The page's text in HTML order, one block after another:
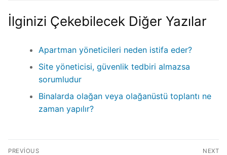
İlginizi Çekebilecek Diğer Yazılar
Apartman yöneticileri neden istifa eder?
Site yöneticisi, güvenlik tedbiri almazsa
sorumludur
Binalarda olağan veya olağanüstü toplantı ne
zaman yapılır?
PREVIOUS NEXT